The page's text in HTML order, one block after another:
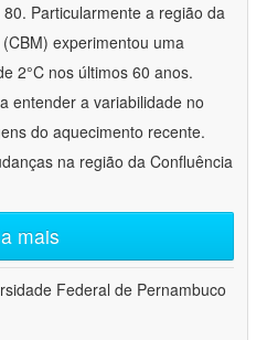
Particularmente a região da
experimentou uma
2°C nos últimos 60 anos.
entender a variabilidade no
do aquecimento recente.
na região da Confluência
mais
Federal de Pernambuco